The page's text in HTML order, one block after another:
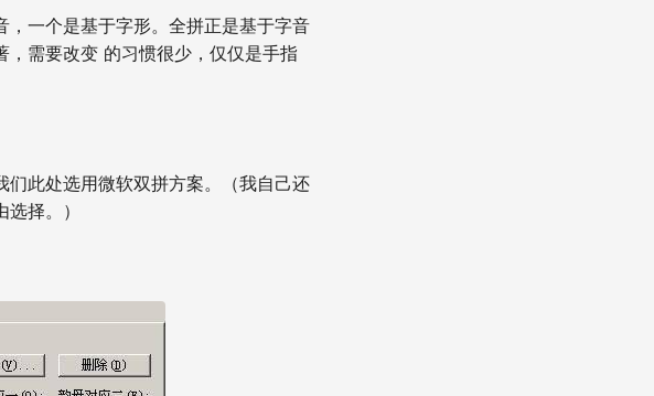
一个是基于字形。全拼正是基于字音
需要改变 的习惯很少，仅仅是手指
此处选用微软双拼方案。（我自己还
择。）